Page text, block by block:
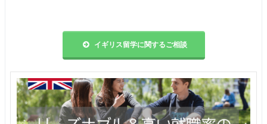
イギリス留学に関するご相談